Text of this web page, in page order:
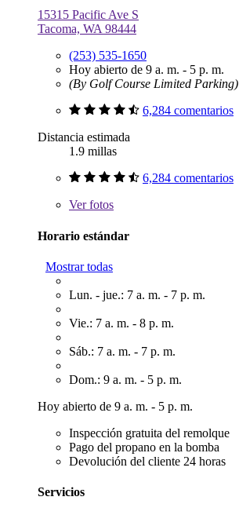
15315 Pacific Ave S
Tacoma, WA 98444
(253) 535-1650
Hoy abierto de 9 a. m. - 5 p. m.
(By Golf Course Limited Parking)
6,284 comentarios
Distancia estimada
1.9 millas
6,284 comentarios
Verfotos
Horario estándar
Mostrar todas
Lun. - jue.: 7 a. m. - 7 p. m.
Vie.: 7 a. m. - 8 p. m.
Sáb.: 7 a. m. - 7 p. m.
Dom.: 9 a. m. - 5 p. m.
Hoy abierto de 9 a. m. - 5 p. m.
Inspección gratuita del remolque
Pago del propano en la bomba
Devolución del cliente 24 horas
Servicios